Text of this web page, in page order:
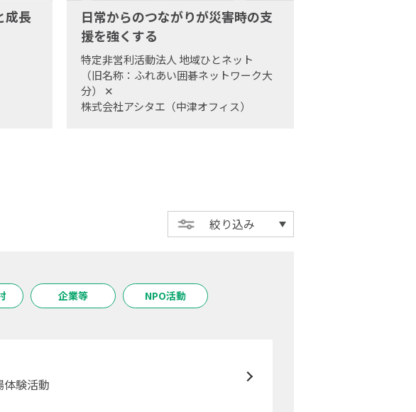
成長
日常からのつながりが災害時の支
援を強くする
特定非営利活動法人 地域ひとネット
（旧名称：ふれあい囲碁ネットワーク大
分） ✕
株式会社アシタエ（中津オフィス）
絞り込み
企業等 NPO活動
体験活動